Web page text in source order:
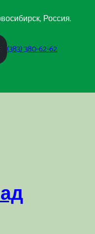
Россия.
(383) 380-62-62